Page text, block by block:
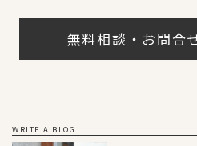
無料相談・お問合
WRITE A BLOG